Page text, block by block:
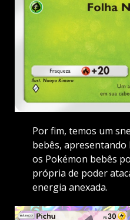
Por fim, temos um
bebês, apresentando
os Pokémon bebês
própria de poder
energia anexada.